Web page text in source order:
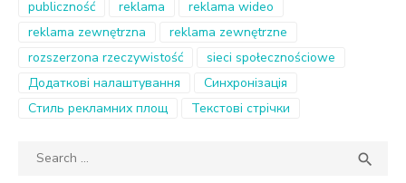
publiczność
reklama
reklama wideo
reklama zewnętrzna
reklama zewnętrzne
rozszerzona rzeczywistość
sieci społecznościowe
Додаткові налаштування
Синхронізація
Стиль рекламних площ
Текстові стрічки
Search
